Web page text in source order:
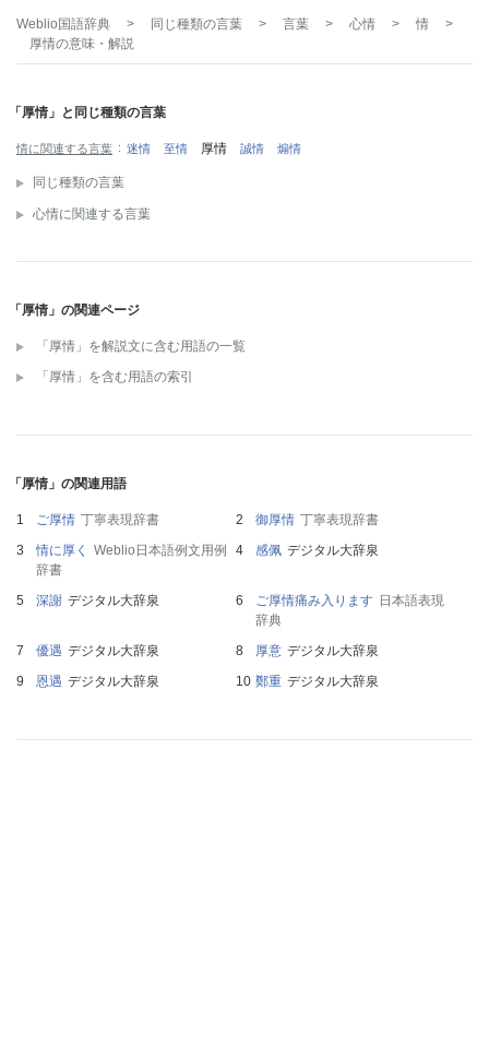
Weblio国語辞典 > 同じ種類の言葉 > 言葉 > 心情 > 情
>
厚情の意味・解説
「厚情」と同じ種類の言葉
情に関連する言葉 迷情 至情 厚情 誠情 煽情
同じ種類の言葉
心情に関連する言葉
「厚情」の関連ページ
「厚情」を解説文に含む用語の一覧
「厚情」を含む用語の索引
「厚情」の関連用語
ご厚情 丁寧表現辞書 御厚情 丁寧表現辞書
情に厚く
Weblio日本語例文用例
辞書
感佩 デジタル大辞泉
深謝 デジタル大辞泉 ご厚情痛み入ります 日本語表現
辞典
優遇 デジタル大辞泉 厚意 デジタル大辞泉
恩遇 デジタル大辞泉 鄭重 デジタル大辞泉